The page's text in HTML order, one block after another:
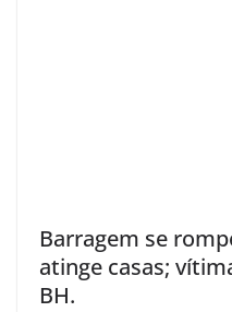
Barragem se
atinge casas;
BH.